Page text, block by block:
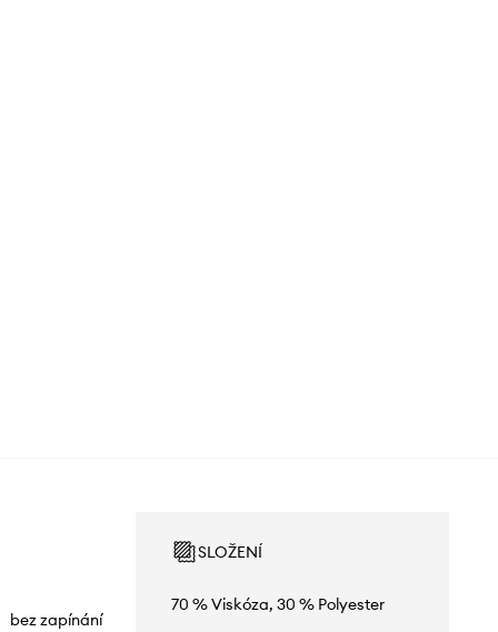
bez zapínání
SLOŽENÍ
70 % Viskóza, 30 % Polyester